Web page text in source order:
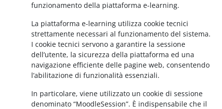
funzionamento della piattaforma e-learning.
La piattaforma e-learning utilizza cookie tecnici
strettamente necessari al funzionamento del sistema.
I cookie tecnici servono a garantire la sessione
dell’utente, la sicurezza della piattaforma ed una
navigazione efficiente delle pagine web, consentendo
l’abilitazione di funzionalità essenziali.
In particolare, viene utilizzato un cookie di sessione
denominato “MoodleSession”. È indispensabile che il